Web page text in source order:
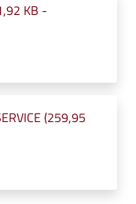
KB -
(259,95